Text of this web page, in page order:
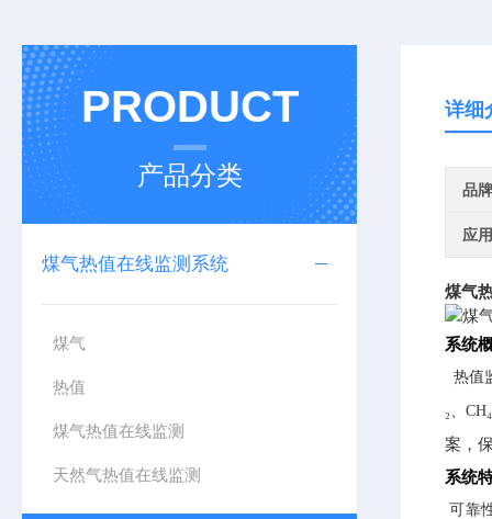
PRODUCT
产品分类
煤气热值在线监测系统
煤气
热值
煤气热值在线监测
天然气热值在线监测
详细
品牌
应
煤气
系统
热值
₂、
案，
系统
可靠